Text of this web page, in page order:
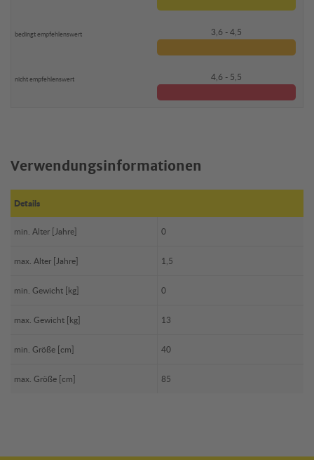
3,6 - 4,5
4,6 - 5,5
Verwendungsinformationen
Details
min. Alter [Jahre] 0
max. Alter [Jahre] 1,5
min. Gewicht [kg] 0
max. Gewicht [kg] 13
min. Größe [cm] 40
max. Größe [cm] 85